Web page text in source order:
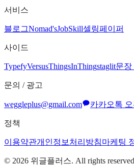
서비스
블로그Nomad'sJobSkill셀링페이퍼
사이드
TypefyVersusThingsInThingstaglit문장
문의 / 광고
weggleplus@gmail.com 카카오톡
정책
이용약관개인정보처리방침마케팅
© 2026 위글플러스. All rights